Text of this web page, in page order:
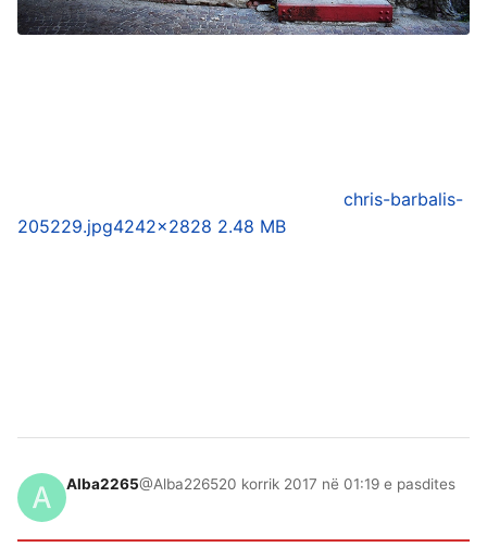
chris-barbalis-
205229.jpg4242×2828 2.48 MB
Alba2265@Alba226520 korrik 2017 në 01:19 e pasdites